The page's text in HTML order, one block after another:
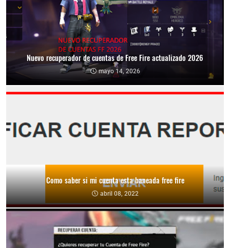
Nuevo recuperador de cuentas de Free Fire actualizado 2026
mayo 14, 2026
Como saber si mi cuenta esta baneada free fire
abril 08, 2022